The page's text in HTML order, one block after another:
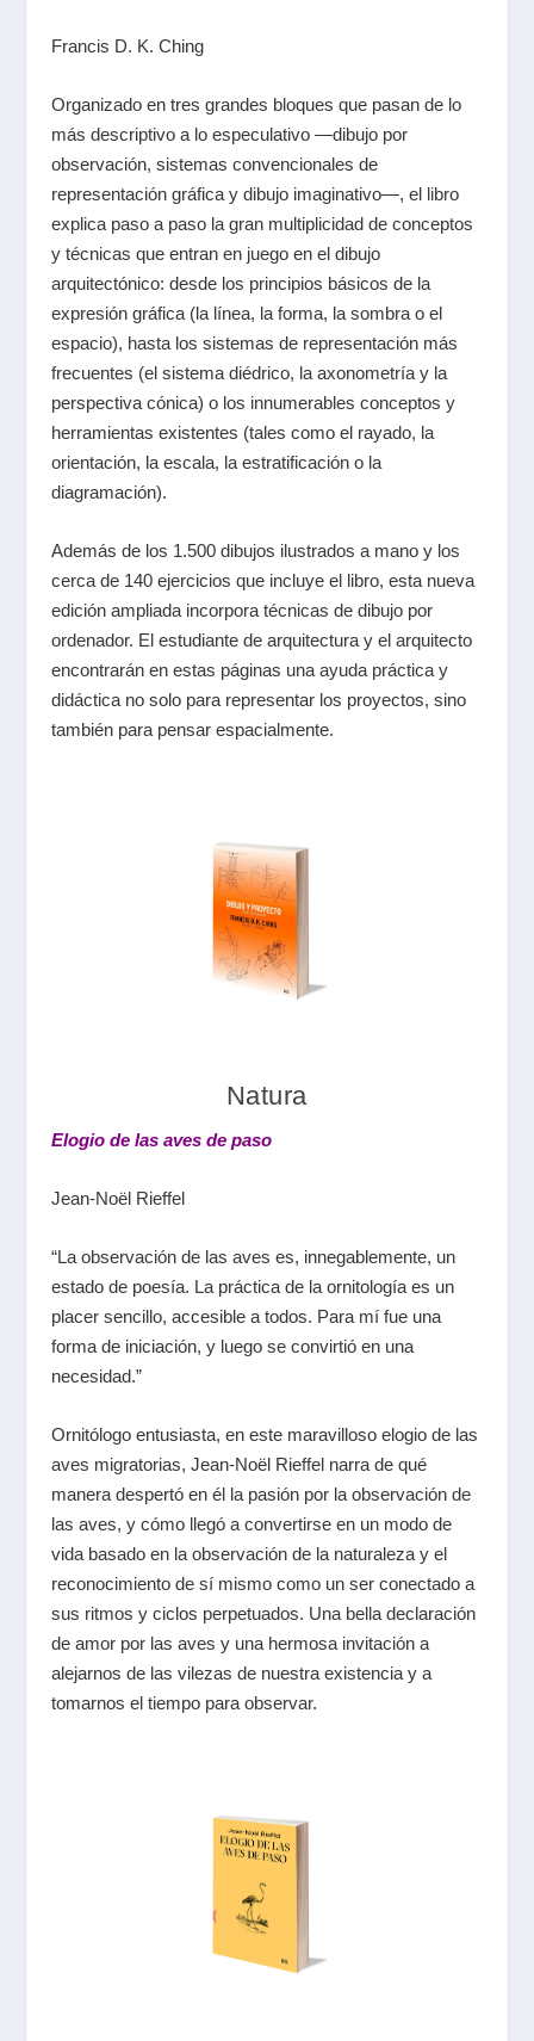
Francis D. K. Ching
Organizado en tres grandes bloques que pasan de lo
más descriptivo a lo especulativo —dibujo por
observación, sistemas convencionales de
representación gráfica y dibujo imaginativo—, el libro
explica paso a paso la gran multiplicidad de conceptos
y técnicas que entran en juego en el dibujo
arquitectónico: desde los principios básicos de la
expresión gráfica (la línea, la forma, la sombra o el
espacio), hasta los sistemas de representación más
frecuentes (el sistema diédrico, la axonometría y la
perspectiva cónica) o los innumerables conceptos y
herramientas existentes (tales como el rayado, la
orientación, la escala, la estratificación o la
diagramación).
Además de los 1.500 dibujos ilustrados a mano y los
cerca de 140 ejercicios que incluye el libro, esta nueva
edición ampliada incorpora técnicas de dibujo por
ordenador. El estudiante de arquitectura y el arquitecto
encontrarán en estas páginas una ayuda práctica y
didáctica no solo para representar los proyectos, sino
también para pensar espacialmente.
Natura
Elogio de las aves de paso
Jean-Noël Rieffel
“La observación de las aves es, innegablemente, un
estado de poesía. La práctica de la ornitología es un
placer sencillo, accesible a todos. Para mí fue una
forma de iniciación, y luego se convirtió en una
necesidad.”
Ornitólogo entusiasta, en este maravilloso elogio de las
aves migratorias, Jean-Noël Rieffel narra de qué
manera despertó en él la pasión por la observación de
las aves, y cómo llegó a convertirse en un modo de
vida basado en la observación de la naturaleza y el
reconocimiento de sí mismo como un ser conectado a
sus ritmos y ciclos perpetuados. Una bella declaración
de amor por las aves y una hermosa invitación a
alejarnos de las vilezas de nuestra existencia y a
tomarnos el tiempo para observar.